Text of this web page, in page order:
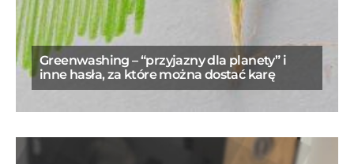
Greenwashing – “przyjazny dla planety” i
inne hasła, za które można dostać karę